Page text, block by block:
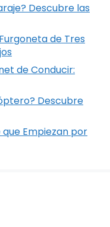
Descubre las
de Tres
de Conducir:
Descubre
Empiezan por